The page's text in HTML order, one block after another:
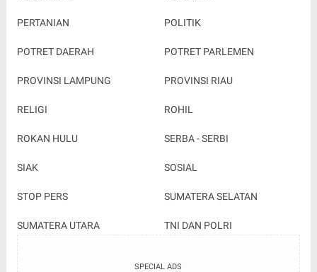
PERTANIAN POLITIK
POTRET DAERAH POTRET PARLEMEN
PROVINSI LAMPUNG PROVINSI RIAU
RELIGI ROHIL
ROKAN HULU SERBA - SERBI
SIAK SOSIAL
STOP PERS SUMATERA SELATAN
SUMATERA UTARA TNI DAN POLRI
SPECIAL ADS